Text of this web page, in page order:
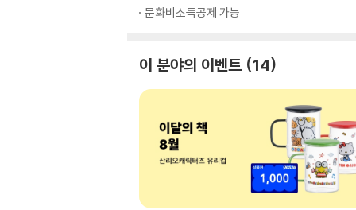
문화비소득공제 가능
이 분야의 이벤트 14